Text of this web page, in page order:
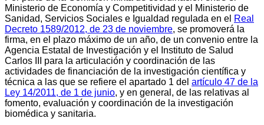
Ministerio de Economía y Competitividad y el Ministerio de
Sanidad, Servicios Sociales e Igualdad regulada en el Real
Decreto 1589/2012, de 23 de noviembre, se promoverá la
firma, en el plazo máximo de un año, de un convenio entre la
Agencia Estatal de Investigación y el Instituto de Salud
Carlos III para la articulación y coordinación de las
actividades de financiación de la investigación científica y
técnica a las que se refiere el apartado 1 del artículo 47 de la
Ley 14/2011, de 1 de junio, y en general, de las relativas al
fomento, evaluación y coordinación de la investigación
biomédica y sanitaria.